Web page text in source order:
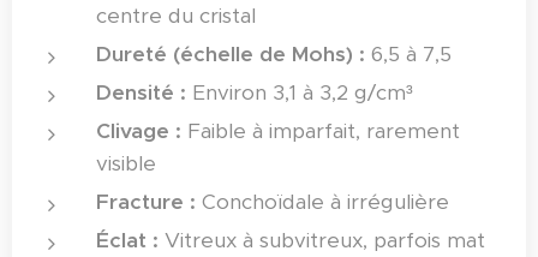
centre du cristal
Dureté (échelle de Mohs) : 6,5 à 7,5
Densité : Environ 3,1 à 3,2 g/cm³
Clivage : Faible à imparfait, rarement
visible
Fracture : Conchoïdale à irrégulière
Éclat : Vitreux à subvitreux, parfois mat